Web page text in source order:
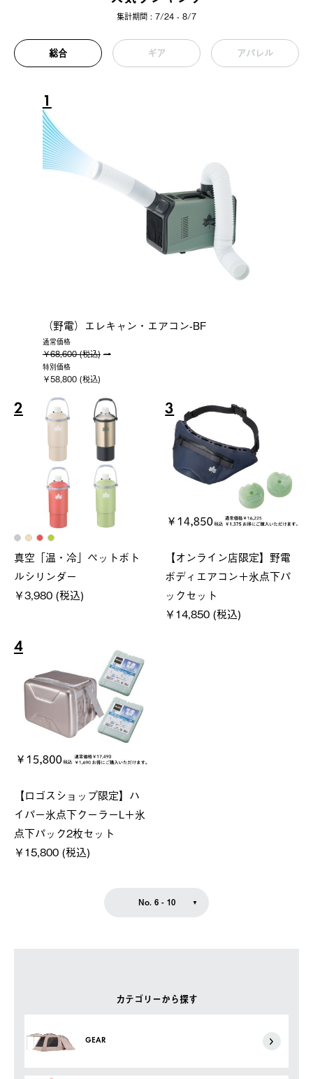
カテゴリーから探す
GEAR
集計期間 : 7/24 - 8/7
総合 ギア アパレル
1
（野電）エレキャン・エアコン-BF
通常価格
￥68,600 (税込)
特別価格
￥58,800 (税込)
2
真空「温・冷」ペットボト
ルシリンダー
￥3,980 (税込)
3
【オンライン店限定】野電
ボディエアコン＋氷点下パ
ックセット
￥14,850 (税込)
4
【ロゴスショップ限定】ハ
イパー氷点下クーラーL＋氷
点下パック2枚セット
￥15,800 (税込)
No. 6 - 10